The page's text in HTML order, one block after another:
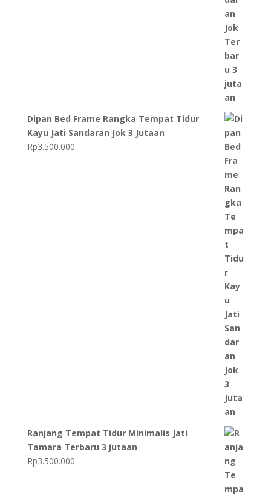
Dipan Bed Frame Rangka Tempat Tidur
Kayu Jati Sandaran Jok 3 Jutaan
Rp3.500.000
Ranjang Tempat Tidur Minimalis Jati
Tamara Terbaru 3 jutaan
Rp3.500.000